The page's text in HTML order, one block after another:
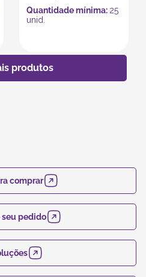
Quantidade mínima: 25
unid.
comprar
pedido